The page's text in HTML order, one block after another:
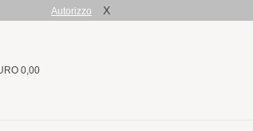
Autorizzo X
0,00